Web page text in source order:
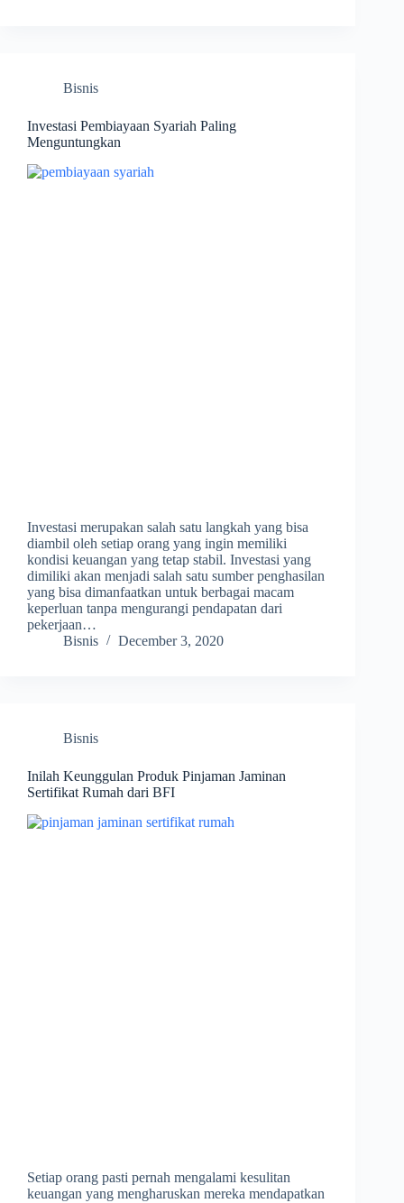
Bisnis
Investasi Pembiayaan Syariah Paling
Menguntungkan
Investasi merupakan salah satu langkah yang bisa
diambil oleh setiap orang yang ingin memiliki
kondisi keuangan yang tetap stabil. Investasi yang
dimiliki akan menjadi salah satu sumber penghasilan
yang bisa dimanfaatkan untuk berbagai macam
keperluan tanpa mengurangi pendapatan dari
pekerjaan…
Bisnis
December 3, 2020
Bisnis
Inilah Keunggulan Produk Pinjaman Jaminan
Sertifikat Rumah dari BFI
Setiap orang pasti pernah mengalami kesulitan
keuangan yang mengharuskan mereka mendapatkan